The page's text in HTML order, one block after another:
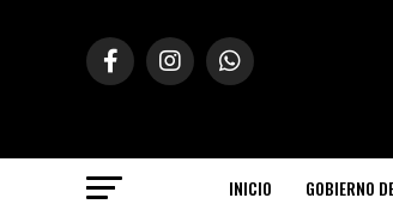
INICIO GOBIERNO